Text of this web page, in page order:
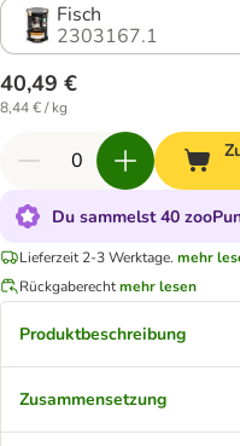
Fisch
2303167.1
40,49 €
8,44 € / kg
Du sammelst 40
Lieferzeit 2-3 Werktage. mehr
Rückgaberechtmehr lesen
Produktbeschreibung
Zusammensetzung